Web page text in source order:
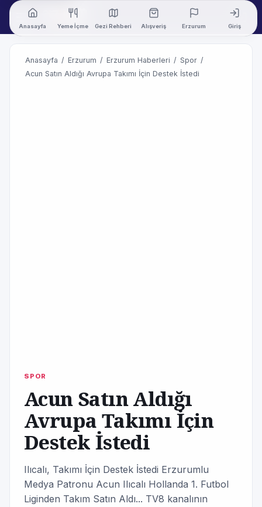
Anasayfa Yeme İçme Gezi Rehberi Alışveriş Erzurum Giriş
Anasayfa / Erzurum / Erzurum Haberleri / Spor /
Acun Satın Aldığı Avrupa Takımı İçin Destek İstedi
SPOR
Acun Satın Aldığı
Avrupa Takımı İçin
Destek İstedi
Ilıcalı, Takımı İçin Destek İstedi Erzurumlu
Medya Patronu Acun Ilıcalı Hollanda 1. Futbol
Liginden Takım Satın Aldı... TV8 kanalının